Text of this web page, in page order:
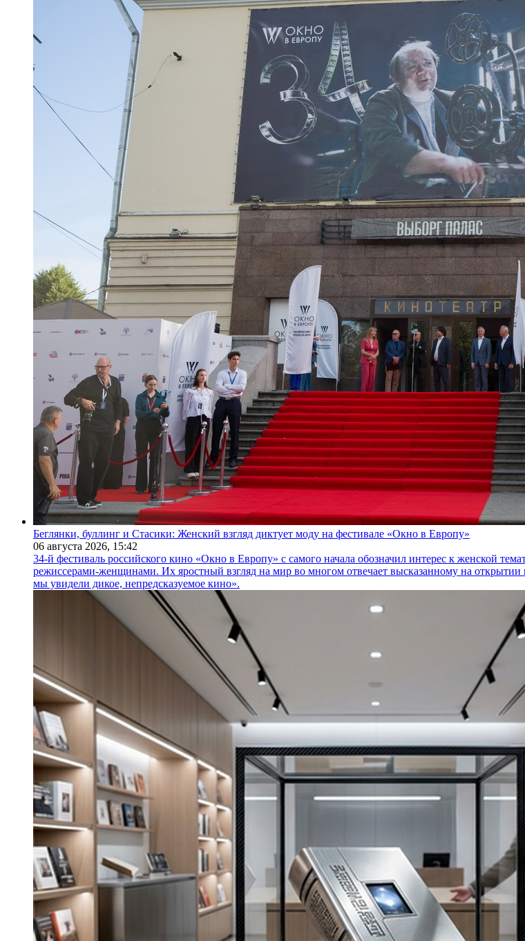
Беглянки, буллинг и Стасики: Женский взгляд диктует моду на фестивале «Окно в Европу»
06 августа 2026, 15:42
34-й фестиваль российского кино «Окно в Европу» с самого начала обозначил интерес к женской
режиссерами-женщинами. Их яростный взгляд на мир во многом отвечает высказанному на
мы увидели дикое, непредсказуемое кино».